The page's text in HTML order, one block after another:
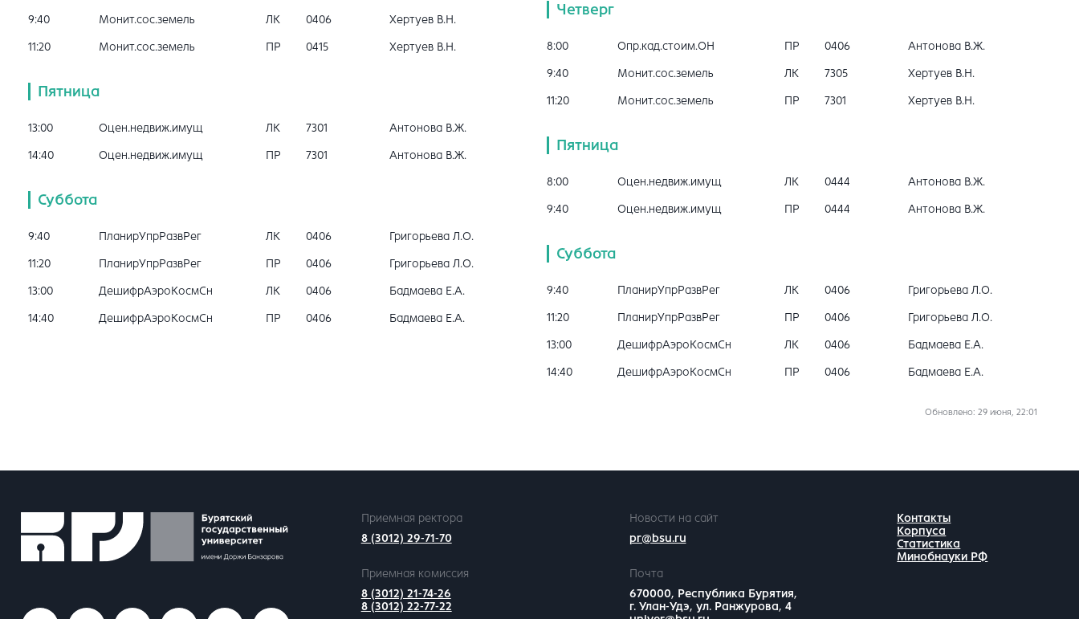
9:40 Монит.сос.земель ЛК 0406 Хертуев В.Н.
11:20 Монит.сос.земель ПР 0415 Хертуев В.Н.
Пятница
13:00 Оцен.недвиж.имущ ЛК 7301 Антонова В.Ж.
14:40 Оцен.недвиж.имущ ПР 7301 Антонова В.Ж.
Суббота
9:40 ПланирУпрРазвРег ЛК 0406 Григорьева Л.О.
11:20 ПланирУпрРазвРег ПР 0406 Григорьева Л.О.
13:00 ДешифрАэроКосмСн ЛК 0406 Бадмаева Е.А.
14:40 ДешифрАэроКосмСн ПР 0406 Бадмаева Е.А.
Четверг
8:00 Опр.кад.стоим.ОН ПР 0406 Антонова В.Ж.
9:40 Монит.сос.земель ЛК 7305 Хертуев В.Н.
11:20 Монит.сос.земель ПР 7301 Хертуев В.Н.
Пятница
8:00 Оцен.недвиж.имущ ЛК 0444 Антонова В.Ж.
9:40 Оцен.недвиж.имущ ПР 0444 Антонова В.Ж.
Суббота
9:40 ПланирУпрРазвРег ЛК 0406 Григорьева Л.О.
11:20 ПланирУпрРазвРег ПР 0406 Григорьева Л.О.
13:00 ДешифрАэроКосмСн ЛК 0406 Бадмаева Е.А.
14:40 ДешифрАэроКосмСн ПР 0406 Бадмаева Е.А.
Обновлено: 29 июня, 22:01
Приемная ректора
8 (3012) 29-71-70
Новости на сайт
pr@bsu.ru
Приемная комиссия
8 (3012) 21-74-26
8 (3012) 22-77-22
Почта
670000, Республика Бурятия,
г. Улан-Удэ, ул. Ранжурова, 4
Контакты
Корпуса
Статистика
Минобнауки РФ